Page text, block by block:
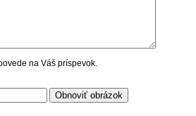
na Váš príspevok.